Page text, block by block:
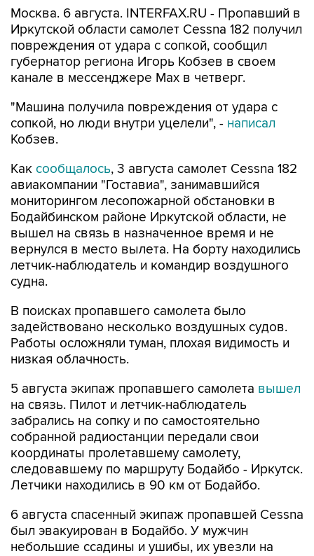
Москва. 6 августа. INTERFAX.RU - Пропавший в
Иркутской области самолет Cessna 182 получил
повреждения от удара с сопкой, сообщил
губернатор региона Игорь Кобзев в своем
канале в мессенджере Мах в четверг.
"Машина получила повреждения от удара с
сопкой, но люди внутри уцелели", - написал
Кобзев.
Как сообщалось, 3 августа самолет Cessna 182
авиакомпании "Гоставиа", занимавшийся
мониторингом лесопожарной обстановки в
Бодайбинском районе Иркутской области, не
вышел на связь в назначенное время и не
вернулся в место вылета. На борту находились
летчик-наблюдатель и командир воздушного
судна.
В поисках пропавшего самолета было
задействовано несколько воздушных судов.
Работы осложняли туман, плохая видимость и
низкая облачность.
5 августа экипаж пропавшего самолета вышел
на связь. Пилот и летчик-наблюдатель
забрались на сопку и по самостоятельно
собранной радиостанции передали свои
координаты пролетавшему самолету,
следовавшему по маршруту Бодайбо - Иркутск.
Летчики находились в 90 км от Бодайбо.
6 августа спасенный экипаж пропавшей Cessna
был эвакуирован в Бодайбо. У мужчин
небольшие ссадины и ушибы, их увезли на